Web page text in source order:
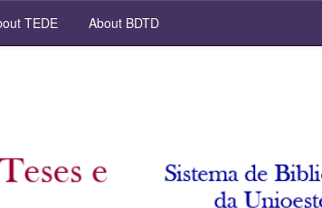
TEDE About BDTD